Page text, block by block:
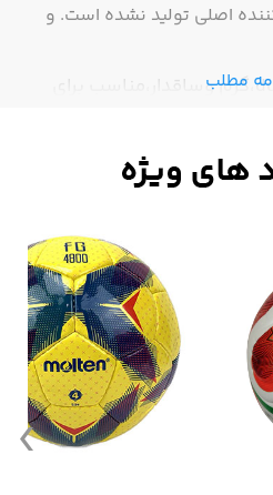
اصلی تولید نشده است. و
کفش کتانی نایک dunk sky،گرم وساقدار،مناسب برای
مطلب